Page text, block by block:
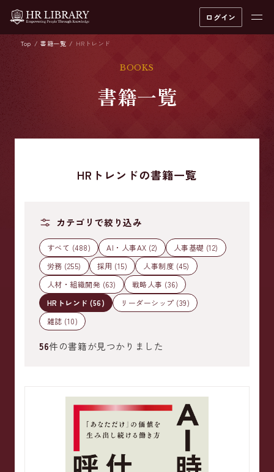
ログイン
Top 書籍一覧 HRトレンド
BOOKS
書籍一覧
HRトレンドの書籍一覧
カテゴリで絞り込み
すべて (488) AI・人事AX (2)
人事基礎 (12)
労務 (255)
採用 (15)
人事制度 (45)
人材・組織開発 (63)
戦略人事 (36)
HRトレンド (56)
リーダーシップ (39)
雑誌 (10)
56件の書籍が見つかりました